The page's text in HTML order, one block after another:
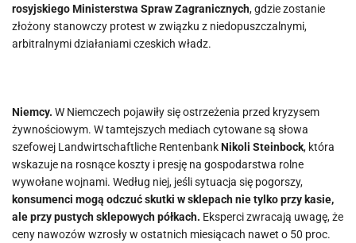
rosyjskiego Ministerstwa Spraw Zagranicznych, gdzie zostanie
złożony stanowczy protest w związku z niedopuszczalnymi,
arbitralnymi działaniami czeskich władz.
Niemcy. W Niemczech pojawiły się ostrzeżenia przed kryzysem
żywnościowym. W tamtejszych mediach cytowane są słowa
szefowej Landwirtschaftliche RentenbankNikoli Steinbock, która
wskazuje na rosnące koszty i presję na gospodarstwa rolne
wywołane wojnami. Według niej, jeśli sytuacja się pogorszy,
konsumenci mogą odczuć skutki w sklepach nie tylko przy kasie,
ale przy pustych sklepowych półkach. Eksperci zwracają uwagę, że
ceny nawozów wzrosły w ostatnich miesiącach nawet o 50 proc.